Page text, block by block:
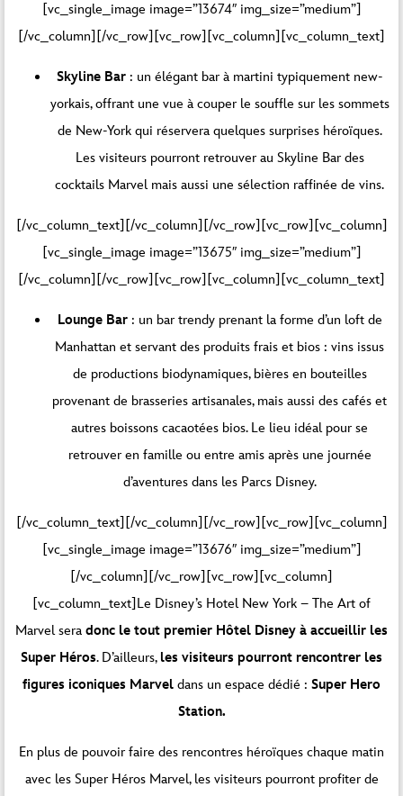
[vc_single_image image=”13674″ img_size=”medium”]
[/vc_column][/vc_row][vc_row][vc_column][vc_column_text]
Skyline Bar: un élégant bar à martini typiquement new-
yorkais, offrant une vue à couper le souffle sur les sommets
de New-York qui réservera quelques surprises héroïques.
Les visiteurs pourront retrouver au Skyline Bar des
cocktails Marvel mais aussi une sélection raffinée de vins.
[/vc_column_text][/vc_column][/vc_row][vc_row][vc_column]
[vc_single_image image=”13675″ img_size=”medium”]
[/vc_column][/vc_row][vc_row][vc_column][vc_column_text]
Lounge Bar: un bar trendy prenant la forme d’un loft de
Manhattan et servant des produits frais et bios : vins issus
de productions biodynamiques, bières en bouteilles
provenant de brasseries artisanales, mais aussi des cafés et
autres boissons cacaotées bios. Le lieu idéal pour se
retrouver en famille ou entre amis après une journée
d’aventures dans les Parcs Disney.
[/vc_column_text][/vc_column][/vc_row][vc_row][vc_column]
[vc_single_image image=”13676″ img_size=”medium”]
[/vc_column][/vc_row][vc_row][vc_column]
[vc_column_text]Le Disney’s Hotel New York – The Art of
Marvel sera donc le tout premier Hôtel Disney à accueillir les
Super Héros. D’ailleurs, les visiteurs pourront rencontrer les
figures iconiques Marvel dans un espace dédié : Super Hero
Station.
En plus de pouvoir faire des rencontres héroïques chaque matin
avec les Super Héros Marvel, les visiteurs pourront profiter de